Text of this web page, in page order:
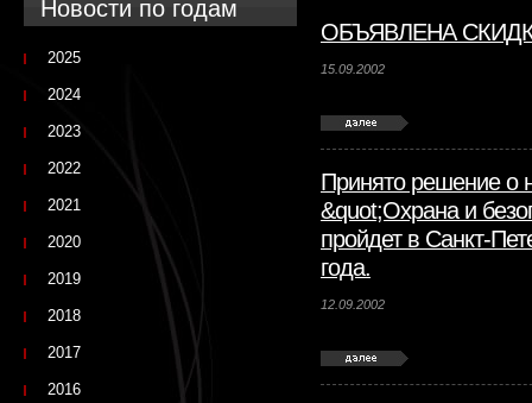
ОБЪЯВЛЕНА
15.09.2002
Принято решение о
&quot;Охрана и
пройдет в Санкт-
года.
12.09.2002
Новости по годам
2025
2024
2023
2022
2021
2020
2019
2018
2017
2016